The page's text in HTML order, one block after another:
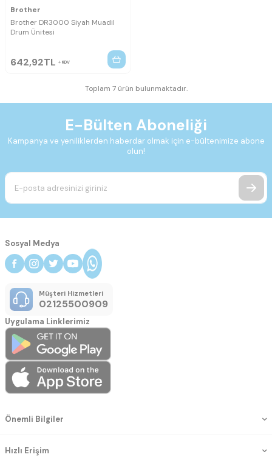
Brother
Brother DR3000 Siyah Muadil
Drum Ünitesi
642,92TL KDV
Toplam 7 ürün bulunmaktadır.
E-Bülten Aboneliği
Kampanya ve yeniliklerden haberdar olmak için e-bültenimize abone
olun!
Önemli Bilgiler
Hızlı Erişim
Sosyal Medya
Müşteri Hizmetleri
02125500909
Uygulama Linklerimiz